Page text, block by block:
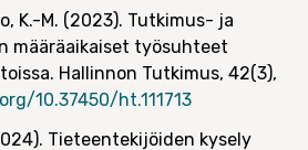
K.-M. (2023). Tutkimus- ja
määräaikaiset työsuhteet
Hallinnon Tutkimus, 42(3),
10.37450/ht.111713
Tieteentekijöiden kysely